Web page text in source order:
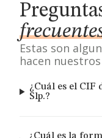
Estas son
hacen
¿Cuál es el CIF
Slp.?